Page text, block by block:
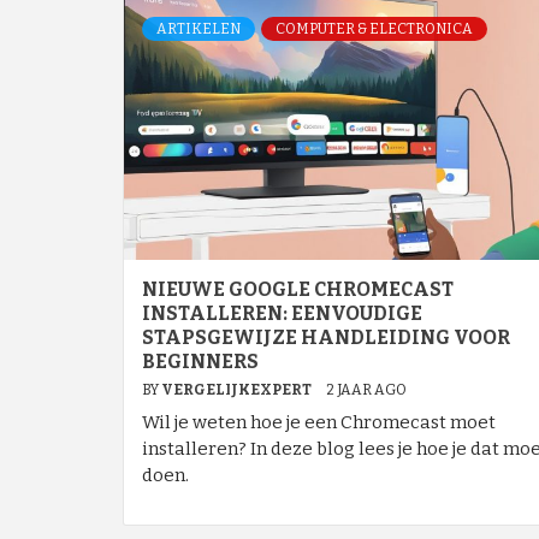
ARTIKELEN COMPUTER & ELECTRONICA
NIEUWE GOOGLE CHROMECAST
INSTALLEREN: EENVOUDIGE
STAPSGEWIJZE HANDLEIDING VOOR
BEGINNERS
BY VERGELIJKEXPERT 2 JAAR AGO
Wil je weten hoe je een Chromecast moet
installeren? In deze blog lees je hoe je dat
doen.